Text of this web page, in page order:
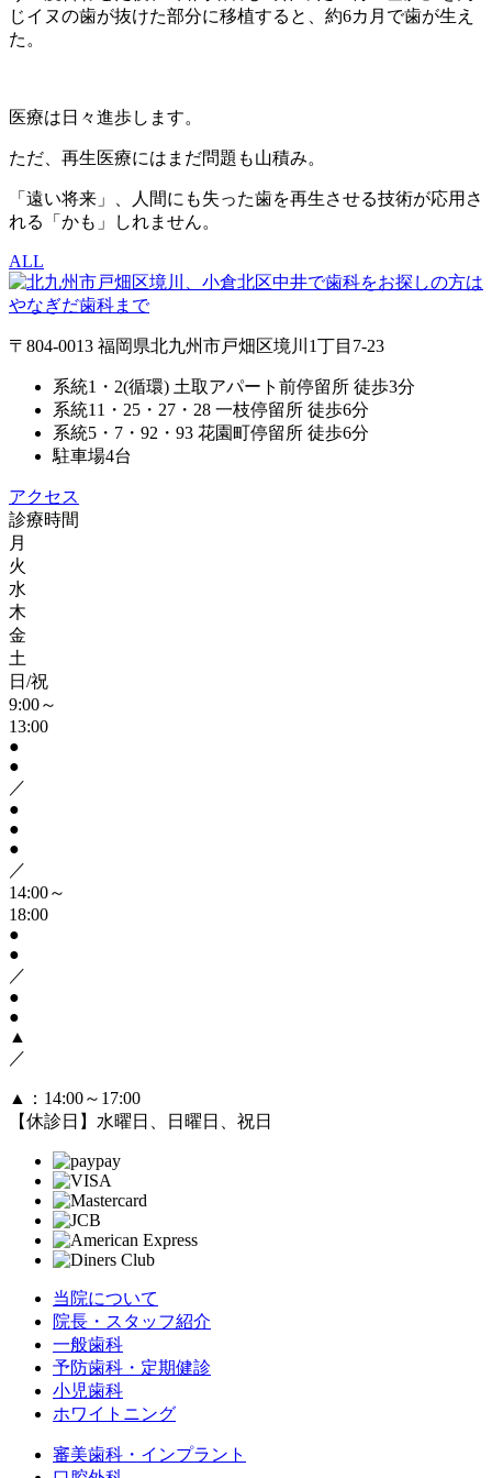
じイヌの歯が抜けた部分に移植すると、約6カ月で歯が生え
た。
医療は日々進歩します。
ただ、再生医療にはまだ問題も山積み。
「遠い将来」、人間にも失った歯を再生させる技術が応用さ
れる「かも」しれません。
ALL
〒804-0013 福岡県北九州市戸畑区境川1丁目7-23
系統1・2(循環) 土取アパート前停留所 徒歩3分
系統11・25・27・28 一枝停留所 徒歩6分
系統5・7・92・93 花園町停留所 徒歩6分
駐車場4台
アクセス
診療時間
月
火
水
木
金
土
日/祝
9:00～
13:00
●
●
／
●
●
●
／
14:00～
18:00
●
●
／
●
●
▲
／
▲
：14:00～17:00
【休診日】水曜日、日曜日、祝日
当院について
院長・スタッフ紹介
一般歯科
予防歯科・定期健診
小児歯科
ホワイトニング
審美歯科・インプラント